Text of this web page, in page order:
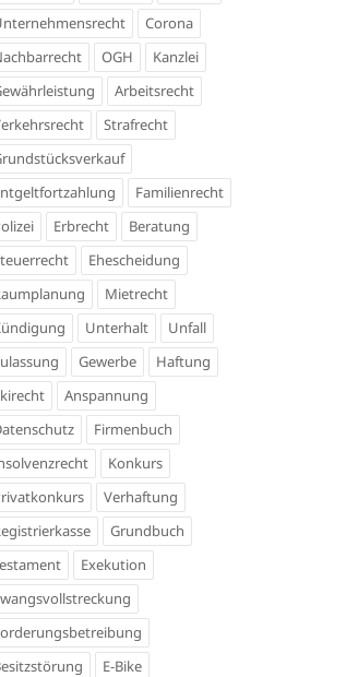
Corona
OGH
Kanzlei
Arbeitsrecht
Strafrecht
Familienrecht
Erbrecht
Beratung
Ehescheidung
Mietrecht
Unterhalt
Unfall
Gewerbe
Haftung
Anspannung
Firmenbuch
Konkurs
Verhaftung
Grundbuch
Exekution
E-Bike